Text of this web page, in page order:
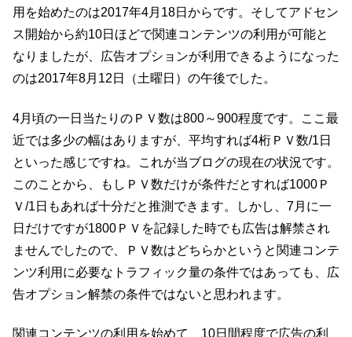
用を始めたのは2017年4月18日からです。そしてアドセン
ス開始から約10日ほどで関連コンテンツの利用が可能と
なりましたが、広告オプションが利用できるようになった
のは2017年8月12日（土曜日）の午後でした。
4月頃の一日当たりのＰＶ数は800～900程度です。ここ最
近では多少の幅はありますが、平均すれば4桁ＰＶ数/1日
といった感じですね。これが当ブログの現在の状況です。
このことから、もしＰＶ数だけが条件だとすれば1000Ｐ
Ｖ/1日もあれば十分だと推測できます。しかし、7月に一
日だけですが1800ＰＶを記録した時でも広告は解禁され
ませんでしたので、ＰＶ数はどちらかというと関連コンテ
ンツ利用に必要なトラフィック量の条件ではあっても、広
告オプション解禁の条件ではないと思われます。
関連コンテンツの利用を始めて、10日間程度で広告の利